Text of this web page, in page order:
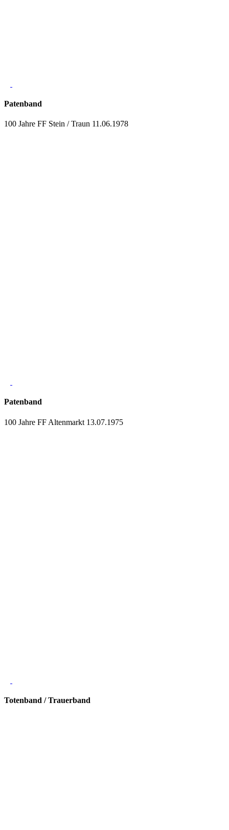
Patenband
100 Jahre FF Stein / Traun 11.06.1978
Patenband
100 Jahre FF Altenmarkt 13.07.1975
Totenband / Trauerband